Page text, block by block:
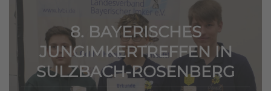
8. BAYERISCHES
JUNGIMKERTREFFEN IN
SULZBACH-ROSENBERG